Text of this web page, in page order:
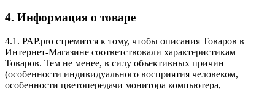
4. Информация о товаре
4.1. РАР.pro стремится к тому, чтобы описания Товаров в
Интернет-Магазине соответствовали характеристикам
Товаров. Тем не менее, в силу объективных причин
(особенности индивидуального восприятия человеком,
особенности цветопередачи монитора компьютера,